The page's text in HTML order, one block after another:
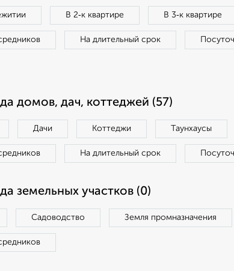
В 2‑к квартире В 3‑к квартире
На длительный срок
домов, дач, коттеджей (57)
Дачи Коттеджи Таунхаусы
На длительный срок
земельных участков (0)
Садоводство Земля промназначения